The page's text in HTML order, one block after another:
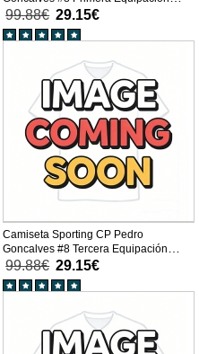
Replica 2025-26 mangas cortas
99.88€ 29.15€
Camiseta Sporting CP Pedro
Goncalves #8 Tercera Equipación
Replica 2025-26 mangas cortas
99.88€ 29.15€